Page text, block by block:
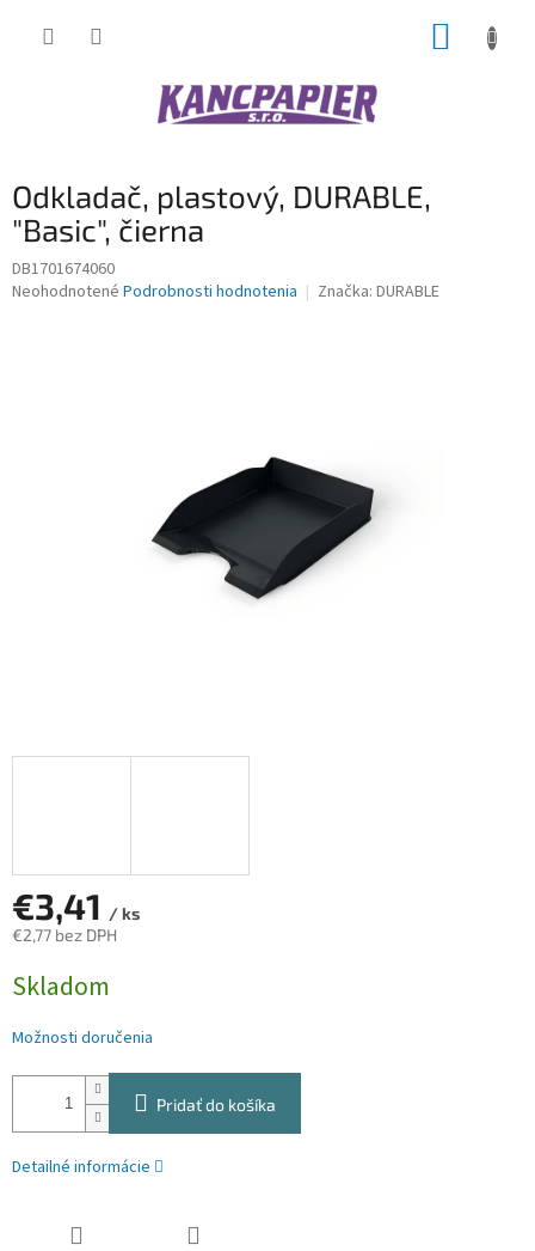
Odkladač, plastový, DURABLE,
"Basic", čierna
DB1701674060
Priemerné
Neohodnotené Podrobnosti hodnotenia Značka: DURABLE
€3,41 / ks
€2,77 bez DPH
cena:
Skladom
Možnosti doručenia
Pridať do košíka
Detailné informácie